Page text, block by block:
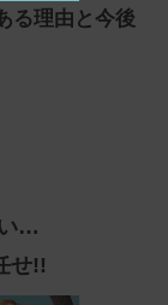
る理由と今後
…
せ!!